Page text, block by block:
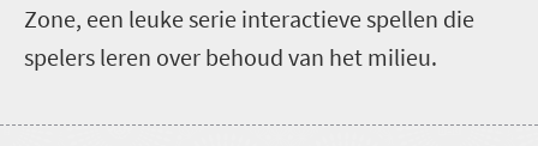
Zone, een leuke serie interactieve spellen die
spelers leren over behoud van het milieu.